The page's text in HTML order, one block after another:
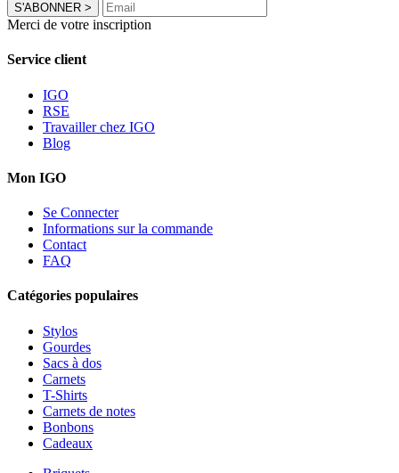
S'ABONNER >
Merci de votre inscription
Service client
IGO
RSE
Travailler chez IGO
Blog
Mon IGO
Se Connecter
Informations sur la commande
Contact
FAQ
Catégories populaires
Stylos
Gourdes
Sacs à dos
Carnets
T-Shirts
Carnets de notes
Bonbons
Cadeaux